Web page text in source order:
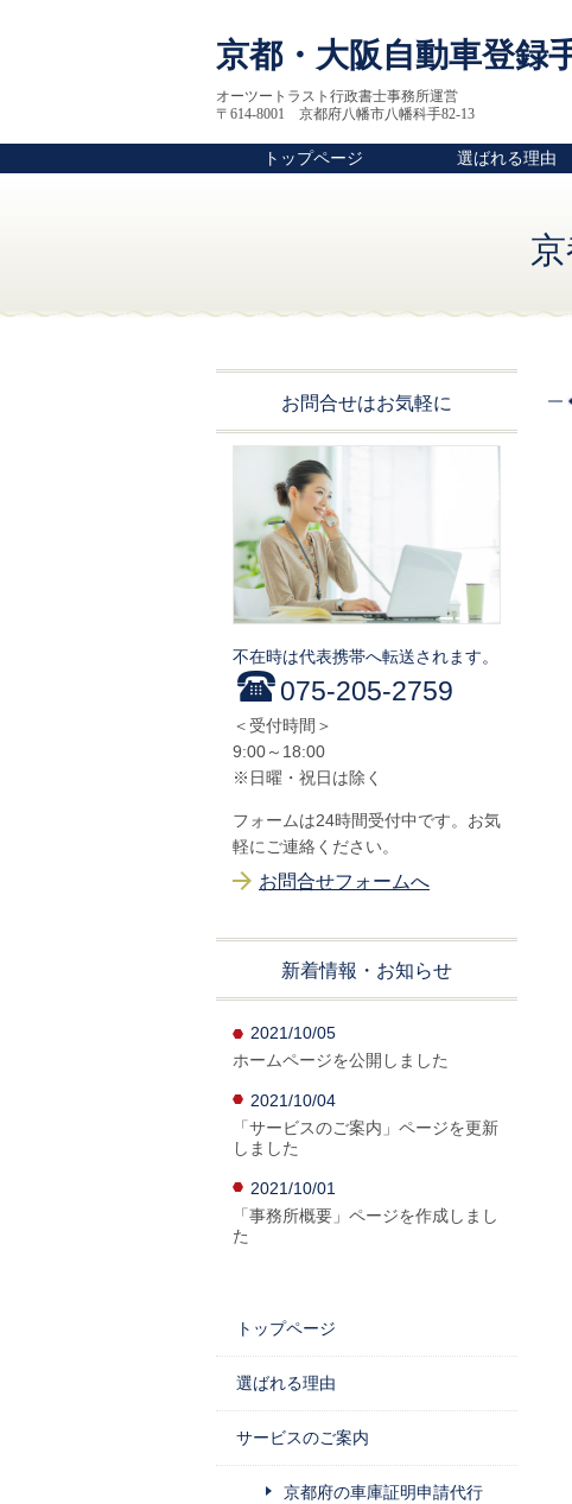
京都・大阪自動車登録
オーツートラスト行政書士事務所運営
〒614-8001 京都府八幡市八幡科手82-13
トップページ 選ばれる理由
お問合せはお気軽に
不在時は代表携帯へ転送されます。
075-205-2759
＜受付時間＞
9:00～18:00
※日曜・祝日は除く
フォームは24時間受付中です。お気
軽にご連絡ください。
お問合せフォームへ
新着情報・お知らせ
2021/10/05
ホームページを公開しました
2021/10/04
「サービスのご案内」ページを更新
しました
2021/10/01
「事務所概要」ページを作成しまし
た
トップページ
選ばれる理由
サービスのご案内
京都府の車庫証明申請代行